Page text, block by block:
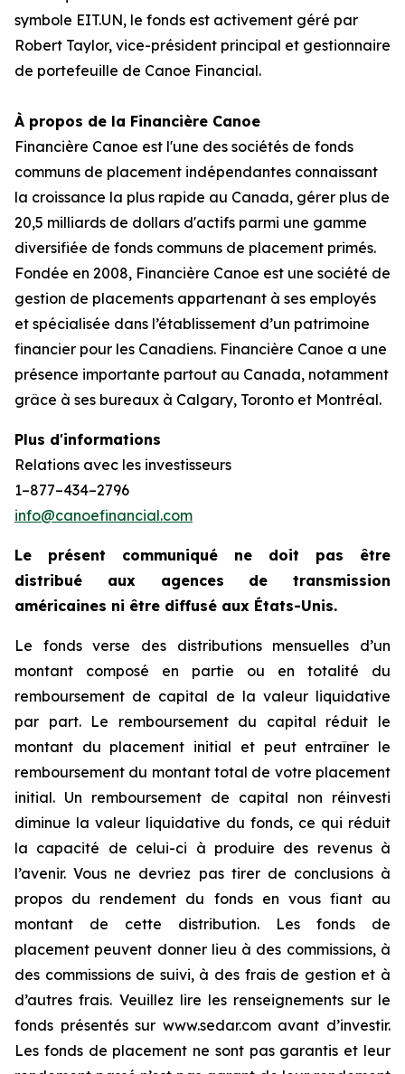
symbole EIT.UN, le fonds est activement géré par
Robert Taylor, vice-président principal et gestionnaire
de portefeuille de Canoe Financial.
À propos de la Financière Canoe
Financière Canoe est l'une des sociétés de fonds
communs de placement indépendantes connaissant
la croissance la plus rapide au Canada, gérer plus de
20,5 milliards de dollars d'actifs parmi une gamme
diversifiée de fonds communs de placement primés.
Fondée en 2008, Financière Canoe est une société de
gestion de placements appartenant à ses employés
et spécialisée dans l’établissement d’un patrimoine
financier pour les Canadiens. Financière Canoe a une
présence importante partout au Canada, notamment
grâce à ses bureaux à Calgary, Toronto et Montréal.
Plus d'informations
Relations avec les investisseurs
1–877–434–2796
info@canoefinancial.com
Le présent communiqué ne doit pas être
distribué aux agences de transmission
américaines ni être diffusé aux États-Unis.
Le fonds verse des distributions mensuelles d’un
montant composé en partie ou en totalité du
remboursement de capital de la valeur liquidative
par part. Le remboursement du capital réduit le
montant du placement initial et peut entraîner le
remboursement du montant total de votre placement
initial. Un remboursement de capital non réinvesti
diminue la valeur liquidative du fonds, ce qui réduit
la capacité de celui-ci à produire des revenus à
l’avenir. Vous ne devriez pas tirer de conclusions à
propos du rendement du fonds en vous fiant au
montant de cette distribution. Les fonds de
placement peuvent donner lieu à des commissions, à
des commissions de suivi, à des frais de gestion et à
d’autres frais. Veuillez lire les renseignements sur le
fonds présentés sur www.sedar.com avant d’investir.
Les fonds de placement ne sont pas garantis et leur